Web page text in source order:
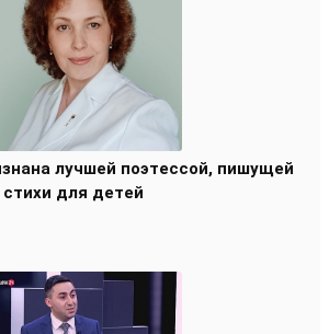
лучшей поэтессой, пишущей
для детей